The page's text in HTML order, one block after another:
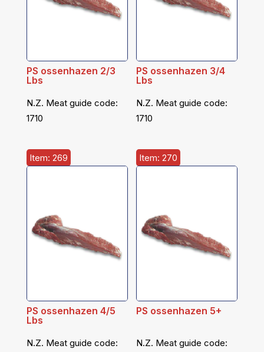
PS ossenhazen 2/3
Lbs
N.Z. Meat guide code:
1710
PS ossenhazen 3/4
Lbs
N.Z. Meat guide code:
1710
Item: 269
PS ossenhazen 4/5
Lbs
N.Z. Meat guide code:
Item: 270
PS ossenhazen 5+
N.Z. Meat guide code: